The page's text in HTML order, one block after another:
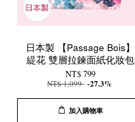
日本製 【Passage Bois】
緹花 雙層拉鍊面紙化妝包
NT$ 799
NT$ 1,099 -27.3%
加入購物車